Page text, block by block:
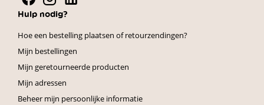
Hulp nodig?
Hoe een bestelling plaatsen of retourzendingen?
Mijn bestellingen
Mijn geretourneerde producten
Mijn adressen
Beheer mijn persoonlijke informatie